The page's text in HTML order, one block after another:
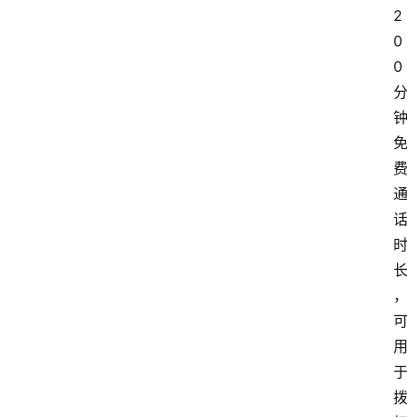
2
0
0
分
钟
免
费
通
话
时
长
，
可
用
于
拨